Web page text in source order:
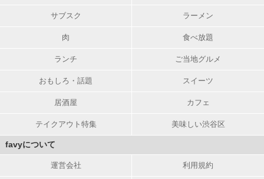
サブスク ラーメン
肉 食べ放題
ランチ ご当地グルメ
おもしろ・話題 スイーツ
居酒屋 カフェ
テイクアウト特集 美味しい渋谷区
favyについて
運営会社 利用規約